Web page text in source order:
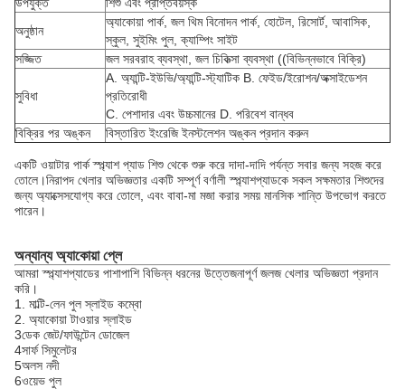
অনুষ্ঠান
অ্যাকোয়া পার্ক, জল থিম বিনোদন পার্ক, হোটেল, রিসোর্ট, আবাসিক,
স্কুল, সুইমিং পুল, ক্যাম্পিং সাইট
সজ্জিত
জল সরবরাহ ব্যবস্থা, জল চিকিত্সা ব্যবস্থা ((বিভিন্নভাবে বিক্রি)
সুবিধা
A. অ্যান্টি-ইউভি/অ্যান্টি-স্ট্যাটিক B. ফেইড/ইরোশন/অক্সাইডেশন
প্রতিরোধী
C. পেশাদার এবং উচ্চমানের D. পরিবেশ বান্ধব
বিক্রির পর অঙ্কন
বিস্তারিত ইংরেজি ইনস্টলেশন অঙ্কন প্রদান করুন
একটি ওয়াটার পার্ক স্প্ল্যাশ প্যাড শিশু থেকে শুরু করে দাদা-দাদি পর্যন্ত সবার জন্য সহজ করে
তোলে।নিরাপদ খেলার অভিজ্ঞতার একটি সম্পূর্ণ বর্ণালী স্প্ল্যাশপ্যাডকে সকল সক্ষমতার শিশুদের
জন্য অ্যাক্সেসযোগ্য করে তোলে, এবং বাবা-মা মজা করার সময় মানসিক শান্তি উপভোগ করতে
পারেন।
অন্যান্য অ্যাকোয়া প্লে
আমরা স্প্ল্যাশপ্যাডের পাশাপাশি বিভিন্ন ধরনের উত্তেজনাপূর্ণ জলজ খেলার অভিজ্ঞতা প্রদান
করি।
1. মাল্টি-লেন পুল স্লাইড কম্বো
2. অ্যাকোয়া টাওয়ার স্লাইড
3ডেক জেট/ফাউন্টেন ডোজেল
4সার্ফ সিমুলেটর
5অলস নদী
6ওয়েভ পুল